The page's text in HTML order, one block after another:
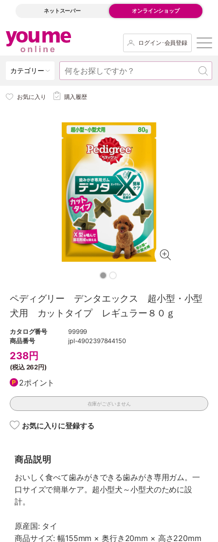
ネットスーパー オンラインショップ
ログイン･会員登録
カテゴリー
お気に入り 購入履歴
ペディグリー デンタエックス 超小型・小型
犬用 カットタイプ レギュラー８０ｇ
カタログ番号
99999
商品番号
jpl-4902397844150
238円
(税込262円)
2ポイント
在庫がございません
お気に入りに登録する
商品説明
おいしく食べて歯みがきできる歯みがき専用ガム。一
口サイズで簡単ケア。超小型犬～小型犬のために設
計。
原産国: タイ
商品サイズ: 幅155mm × 奥行き20mm × 高さ220mm